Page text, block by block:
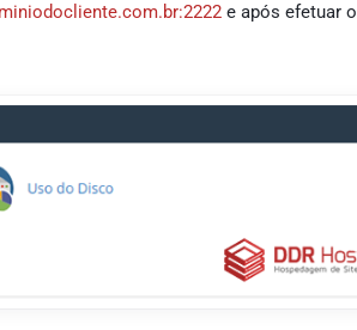
e após efetuar o